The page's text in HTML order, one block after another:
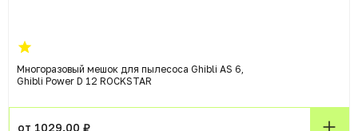
Многоразовый мешок для пылесоса Ghibli AS 6,
Ghibli Power D 12 ROCKSTAR
от 1029.00 ₽